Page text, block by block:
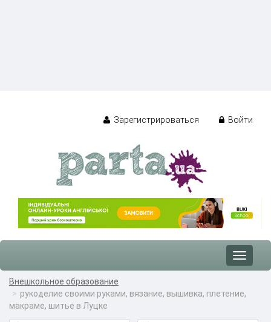
Зарегистрироваться Войти
Toggle
Внешкольное образование
рукоделие своими руками, вязание, вышивка, плетение,
макраме, шитье в Луцке